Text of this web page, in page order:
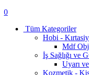
0
Tüm Kategoriler
Hobi -
Mdf
İş Sağlığı ve
Uyarı
Kozmetik -